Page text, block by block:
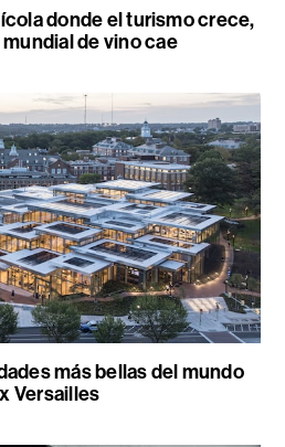
donde el turismo crece,
de vino cae
más bellas del mundo
Versailles